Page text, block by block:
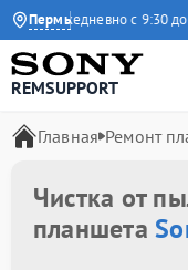
Пермь
Ежедневно с 9:30 до
REMSUPPORT
Главная Ремонт
Чистка от
планшета